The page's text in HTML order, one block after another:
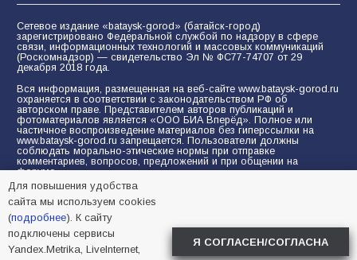
Сетевое издание «bataysk-gorod» (батайск-город)
зарегистрировано Федеральной службой по надзору в сфере
связи, информационных технологий и массовых коммуникаций
(Роскомнадзор) — свидетельство Эл № ФС77-74707 от 29
декабря 2018 года.
Вся информация, размещенная на веб-сайте www.bataysk-gorod.ru
охраняется в соответствии с законодательством РФ об
авторском праве. Представителем авторов публикаций и
фотоматериалов является «ООО БИА Вперёд». Полное или
частичное воспроизведение материалов без гиперссылки на
www.bataysk-gorod.ru запрещается. Пользователи должны
соблюдать морально-этические нормы при отправке
комментариев, вопросов, предложений и при общении на
форуме.
Политика конфиденциальности и защиты информации
Согласие на обработку персональных данных с помощью
сервисов Yandex.Metrika, LiveInternet, top.mail.ru
© 2005-2026 БИА «ВПЕРЕД»
Для повышения удобства
сайта мы используем cookies
(подробнее). К сайту
подключены сервисы
Yandex.Metrika, LiveInternet,
Я СОГЛАСЕН/СОГЛАСНА